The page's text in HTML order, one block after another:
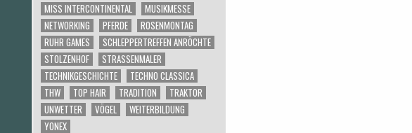
MISS INTERCONTINENTAL
MUSIKMESSE
NETWORKING
PFERDE
ROSENMONTAG
RUHR GAMES
SCHLEPPERTREFFEN ANRÖCHTE
STOLZENHOF
STRASSENMALER
TECHNIKGESCHICHTE
TECHNO CLASSICA
THW
TOP HAIR TRADITION
TRAKTOR
UNWETTER
VÖGEL
WEITERBILDUNG
YONEX